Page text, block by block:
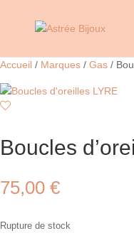
Accueil / Marques / Gas /
Boucles
75,00 €
Rupture de stock